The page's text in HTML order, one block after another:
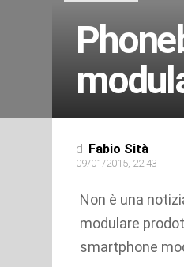
di Fabio Sità
09/01/2015, 22:43
Non è una
modulare
smartphone